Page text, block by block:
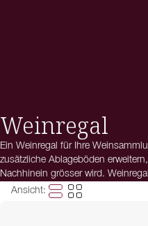
Weinregal
Ein Weinregal für Ihre
zusätzliche Ablageböden
Nachhinein grösser wird.
Keller. Haben Sie Fragen zu
Ansicht: